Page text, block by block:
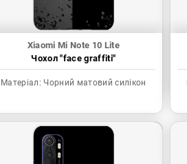
Xiaomi Mi Note 10 Lite
Чохол "face graffiti"
Матеріал: Чорний матовий силікон